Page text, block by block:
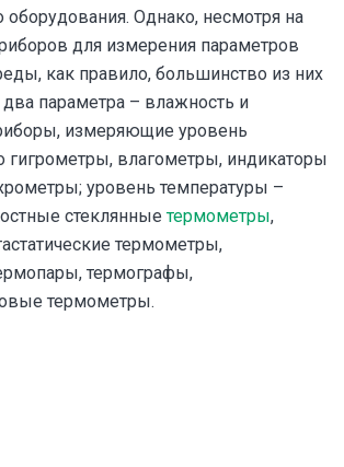
оборудования. Однако, несмотря на
для измерения параметров
как правило, большинство из них
параметра – влажность и
измеряющие уровень
гигрометры, влагометры, индикаторы
уровень температуры –
стеклянныетермометры,
термометры,
термографы,
термометры.